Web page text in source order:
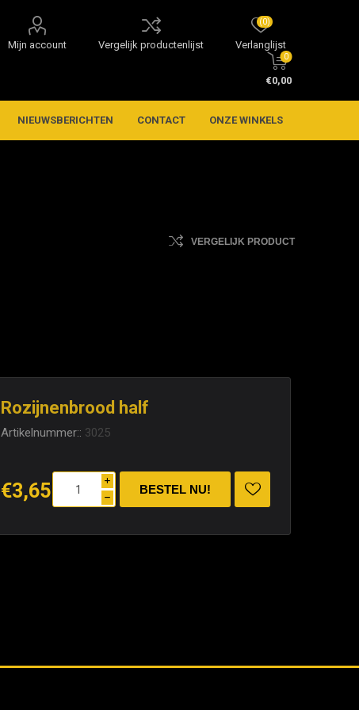
Mijn account Vergelijk productenlijst Verlanglijst
(0)
0
€0,00
NIEUWSBERICHTEN CONTACT ONZE WINKELS
VERGELIJK PRODUCT
Rozijnenbrood half
Artikelnummer:: 3025
€3,65 i
h